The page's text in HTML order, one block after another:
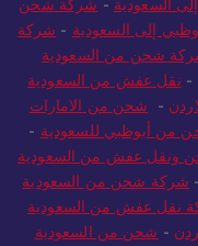
السعودية - شركة شحن
إلى السعودية - شركة
شحن من السعودية
- نقل عفش من السعودية
- شحن من الامارات
من أبوظبي للسعودية -
ونقل عفش من السعودية
شركة شحن من السعودية
نقل عفش من السعودية
- شحن من السعودية